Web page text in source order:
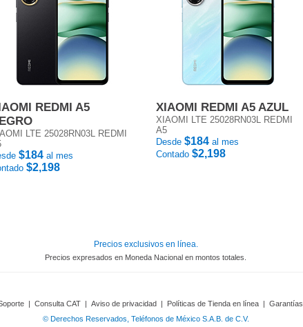
REDMI A5
LTE 25028RN03L REDMI
$184 al mes
$2,198
XIAOMI REDMI A5 AZUL
XIAOMI LTE 25028RN03L REDMI
A5
Desde $184 al mes
Contado $2,198
Precios exclusivos en línea.
Precios expresados en Moneda Nacional en montos totales.
| Consulta CAT | Aviso de privacidad | Políticas de Tienda en línea | Garantías
© Derechos Reservados, Teléfonos de México S.A.B. de C.V.